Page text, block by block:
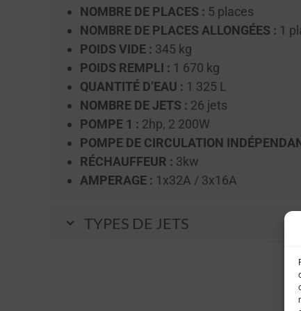
NOMBRE DE PLACES : 5 places
NOMBRE DE PLACES ALLONGÉES : 1
POIDS VIDE : 345 kg
POIDS REMPLI : 1 670 kg
QUANTITÉ D’EAU : 1 325 L
NOMBRE DE JETS : 26 jets
POMPE 1 : 2hp, 2 200W
POMPE DE CIRCULATION
RÉCHAUFFEUR : 3kw
AMPERAGE : 1x32A / 3x16A
TYPES DE JETS